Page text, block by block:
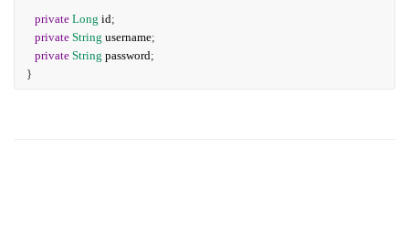
private Long id;
private String username;
private String password;
}